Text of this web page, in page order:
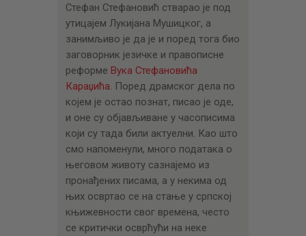
Стефан Стефановић стварао је под
утицајем Лукијана Мушицког, а
занимљиво је да је и поред тога био
заговорник језичке и правописне
реформе Вука Стефановића
Караџића . Поред драмског дела по
којем је остао познат, писао је оде,
и оне су објављиване у часописима
који су тада били актуелни. Као што
смо напоменули, много података о
његовом животу сазнајемо из
пронађених писама, а у некима од
њих освртао се на стање у српској
књижевности свог времена, често
се критички осврћући на неке